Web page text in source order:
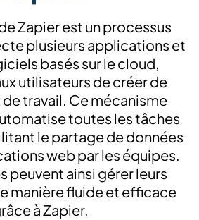
Zapier est un processus
plusieurs applications et
basés sur le cloud,
utilisateurs de créer de
travail. Ce mécanisme
toutes les tâches
le partage de données
web par les équipes.
peuvent ainsi gérer leurs
manière fluide et efficace
à Zapier.